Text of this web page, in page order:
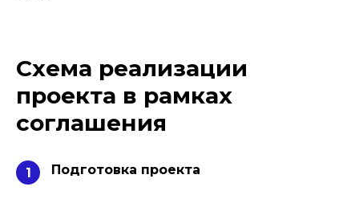
Схема реализации
проекта в рамках
соглашения
1 Подготовка проекта